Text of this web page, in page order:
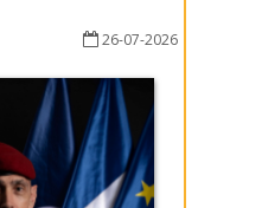
26-07-2026